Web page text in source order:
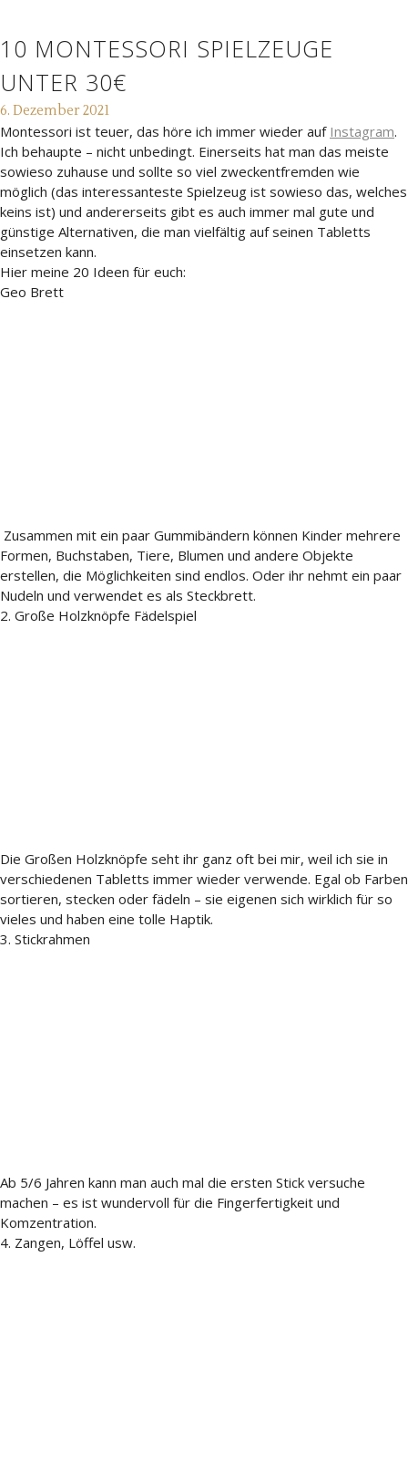
10 MONTESSORI SPIELZEUGE
UNTER 30€
6. Dezember 2021
Montessori ist teuer, das höre ich immer wieder auf Instagram.
Ich behaupte – nicht unbedingt. Einerseits hat man das meiste
sowieso zuhause und sollte so viel zweckentfremden wie
möglich (das interessanteste Spielzeug ist sowieso das, welches
keins ist) und andererseits gibt es auch immer mal gute und
günstige Alternativen, die man vielfältig auf seinen Tabletts
einsetzen kann.
Hier meine 20 Ideen für euch:
Geo Brett
Zusammen mit ein paar Gummibändern können Kinder mehrere
Formen, Buchstaben, Tiere, Blumen und andere Objekte
erstellen, die Möglichkeiten sind endlos. Oder ihr nehmt ein paar
Nudeln und verwendet es als Steckbrett.
2. Große Holzknöpfe Fädelspiel
Die Großen Holzknöpfe seht ihr ganz oft bei mir, weil ich sie in
verschiedenen Tabletts immer wieder verwende. Egal ob Farben
sortieren, stecken oder fädeln – sie eigenen sich wirklich für so
vieles und haben eine tolle Haptik.
3. Stickrahmen
Ab 5/6 Jahren kann man auch mal die ersten Stick versuche
machen – es ist wundervoll für die Fingerfertigkeit und
Komzentration.
4. Zangen, Löffel usw.